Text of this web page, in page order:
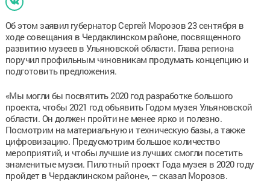
Об этом заявил губернатор Сергей Морозов 23 сентября в
ходе совещания в Чердаклинском районе, посвященного
развитию музеев в Ульяновской области. Глава региона
поручил профильным чиновникам продумать концепцию и
подготовить предложения.
«Мы могли бы посвятить 2020 год разработке большого
проекта, чтобы 2021 год объявить Годом музея Ульяновской
области. Он должен пройти не менее ярко и полезно.
Посмотрим на материальную и техническую базы, а также
цифровизацию. Предусмотрим большое количество
мероприятий, и чтобы лучшие из лучших смогли посетить
знаменитые музеи. Пилотный проект Года музея в 2020 году
пройдет в Чердаклинском районе», – сказал Морозов.